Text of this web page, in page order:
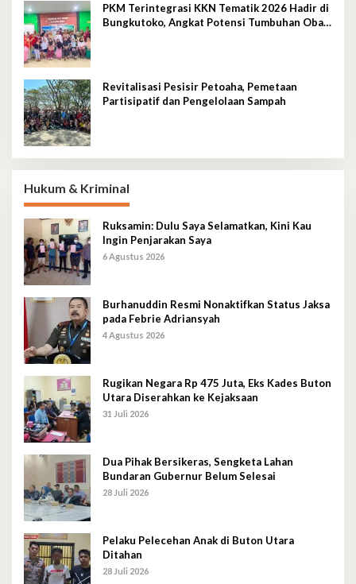
PKM Terintegrasi KKN Tematik 2026 Hadir di
Bungkutoko, Angkat Potensi Tumbuhan Obat
Revitalisasi Pesisir Petoaha, Pemetaan
Partisipatif dan Pengelolaan Sampah
Hukum & Kriminal
Ruksamin: Dulu Saya Selamatkan, Kini Kau
Ingin Penjarakan Saya
6 Agustus 2026
Burhanuddin Resmi Nonaktifkan Status Jaksa
pada Febrie Adriansyah
4 Agustus 2026
Rugikan Negara Rp 475 Juta, Eks Kades Buton
Utara Diserahkan ke Kejaksaan
31 Juli 2026
Dua Pihak Bersikeras, Sengketa Lahan
Bundaran Gubernur Belum Selesai
28 Juli 2026
Pelaku Pelecehan Anak di Buton Utara
Ditahan
28 Juli 2026